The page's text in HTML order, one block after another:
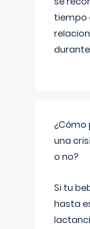
tiempo
¿Cómo
una
o no?
Si tu
hasta